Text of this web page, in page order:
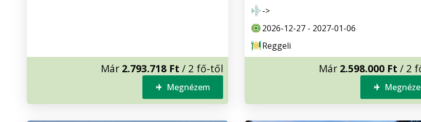
Már 2.793.718 Ft / 2 fő-től
Megnézem
->
2026-12-27 - 2027-01-06
Reggeli
Már 2.598.000 Ft / 2